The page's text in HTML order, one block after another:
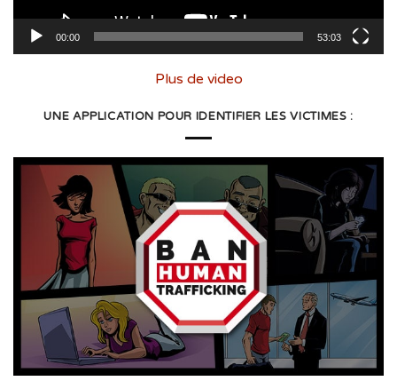
00:00 53:03
Plus de video
UNE APPLICATION POUR IDENTIFIER LES VICTIMES :